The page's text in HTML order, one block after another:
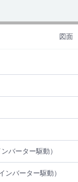
図面
バーター駆動）
ンバーター駆動）